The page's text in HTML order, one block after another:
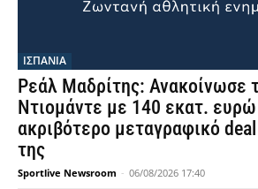
ΙΣΠΑΝΙΑ
Ρεάλ Μαδρίτης: Ανακοίνωσε
Ντιομάντε με 140 εκατ.
ακριβότερο μεταγραφικό
της
Sportlive Newsroom - 06/08/2026 17:40